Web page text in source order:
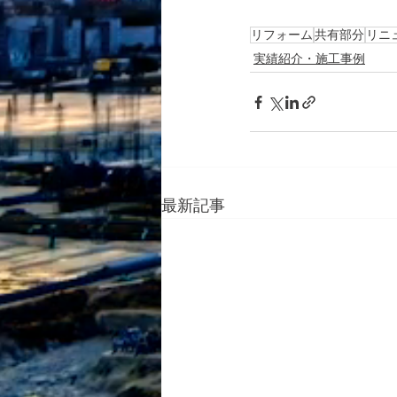
リフォーム 共有部分 リニ
実績紹介・施工事例
最新記事